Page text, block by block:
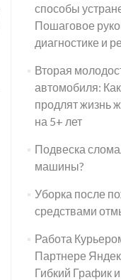
способы
Пошаговое
диагностике и
Вторая
автомобиля:
продлят жизнь
на 5+ лет
Подвеска
машины?
Уборка после
средствами
Работа
Партнере
Гибкий График